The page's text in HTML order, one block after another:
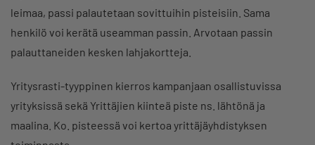
leimaa, passi palautetaan sovittuihin pisteisiin. Sama
henkilö voi kerätä useamman passin. Arvotaan passin
palauttaneiden kesken lahjakortteja.
Yritysrasti-tyyppinen kierros kampanjaan osallistuvissa
yrityksissä sekä Yrittäjien kiinteä piste ns. lähtönä ja
maalina. Ko. pisteessä voi kertoa yrittäjäyhdistyksen